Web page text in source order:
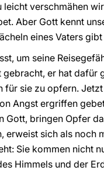
verschmähen
Aber Gott kennt
eines Vaters
um seine
er hat dafür
für sie zu opfern.
Angst ergriffen
bringen Opfer
erweist sich als noch
Sie kommen nicht
Himmels und der